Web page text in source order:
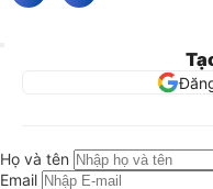
Họ và tên
Email